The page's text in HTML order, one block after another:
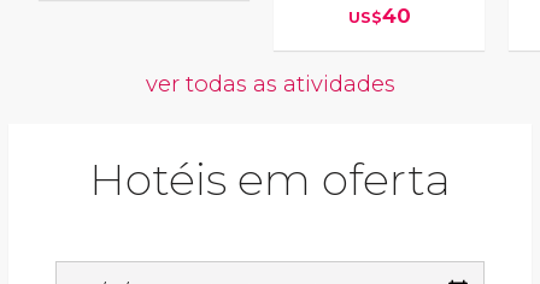
US$40
ver todas as atividades
Hotéis em oferta